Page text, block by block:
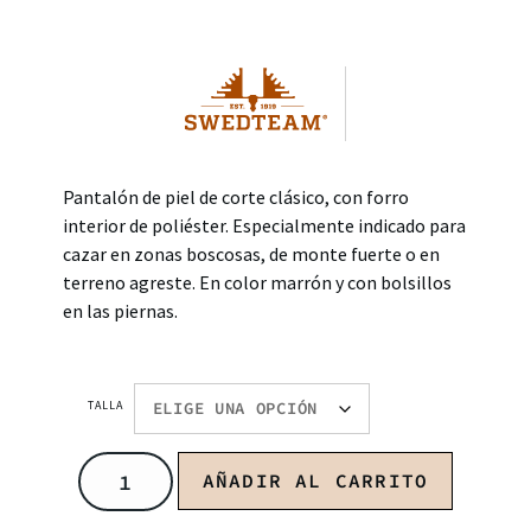
Pantalón de piel de corte clásico, con forro
interior de poliéster. Especialmente indicado para
cazar en zonas boscosas, de monte fuerte o en
terreno agreste. En color marrón y con bolsillos
en las piernas.
TALLA
AÑADIR AL CARRITO